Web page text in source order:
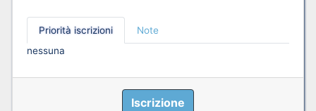
Priorità iscrizioni
Note
nessuna
Iscrizione